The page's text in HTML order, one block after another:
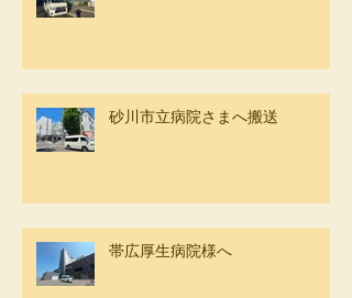
砂川市立病院さまへ搬送
帯広厚生病院様へ